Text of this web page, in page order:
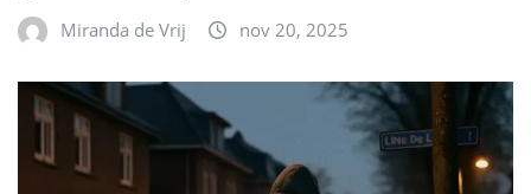
Miranda de Vrij nov 20, 2025